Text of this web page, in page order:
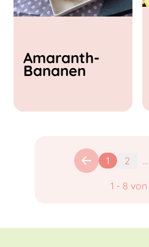
Amaranth-
Bananen
1 2 ...
1 - 8 von